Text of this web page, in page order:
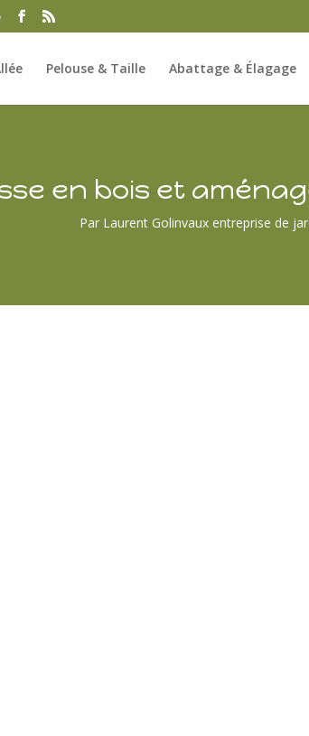
Pelouse & Taille Abattage & Élagage
en bois et
Par Laurent Golinvaux entreprise de